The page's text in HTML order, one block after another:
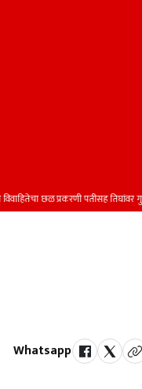
छळ प्रकरणी पतीसह तिघांवर गुन्हा
Whatsapp